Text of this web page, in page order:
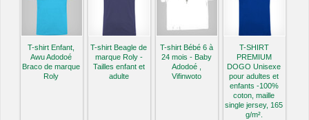
T-shirt Enfant,
Awu Adodoé
Braco de marque
Roly
T-shirt Beagle de
marque Roly -
Tailles enfant et
adulte
T-shirt Bébé 6 à
24 mois - Baby
Adodoé ,
Vifinwoto
T-SHIRT
PREMIUM
DOGO Unisexe
pour adultes et
enfants -100%
coton, maille
single jersey, 165
g/m².